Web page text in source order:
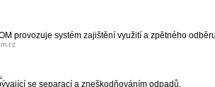
provozuje systém zajištění využití a zpětného
se separací a zneškodňováním odpadů.